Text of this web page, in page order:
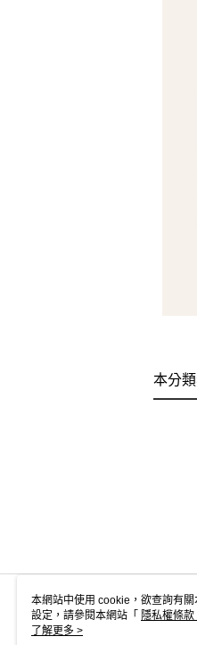
本分
本網站中使用 cookie，欲查詢有
設定，請參閱本網站「 隱私權條款
使用 cookie。
了解更多 >